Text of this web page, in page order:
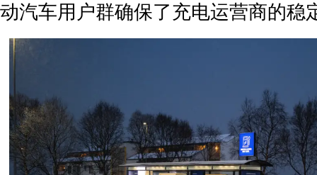
动汽车用户群确保了充电运营商的稳